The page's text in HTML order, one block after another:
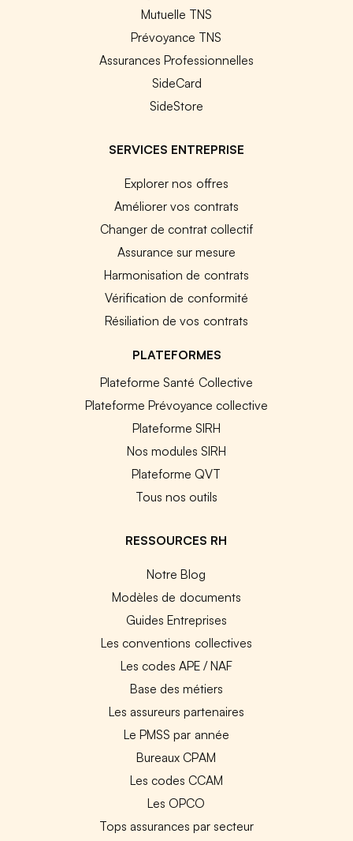
Mutuelle TNS
Prévoyance TNS
Assurances Professionnelles
SideCard
SideStore
SERVICES ENTREPRISE
Explorer nos offres
Améliorer vos contrats
Changer de contrat collectif
Assurance sur mesure
Harmonisation de contrats
Vérification de conformité
Résiliation de vos contrats
PLATEFORMES
Plateforme Santé Collective
Plateforme Prévoyance collective
Plateforme SIRH
Nos modules SIRH
Plateforme QVT
Tous nos outils
RESSOURCES RH
Notre Blog
Modèles de documents
Guides Entreprises
Les conventions collectives
Les codes APE / NAF
Base des métiers
Les assureurs partenaires
Le PMSS par année
Bureaux CPAM
Les codes CCAM
Les OPCO
Tops assurances par secteur